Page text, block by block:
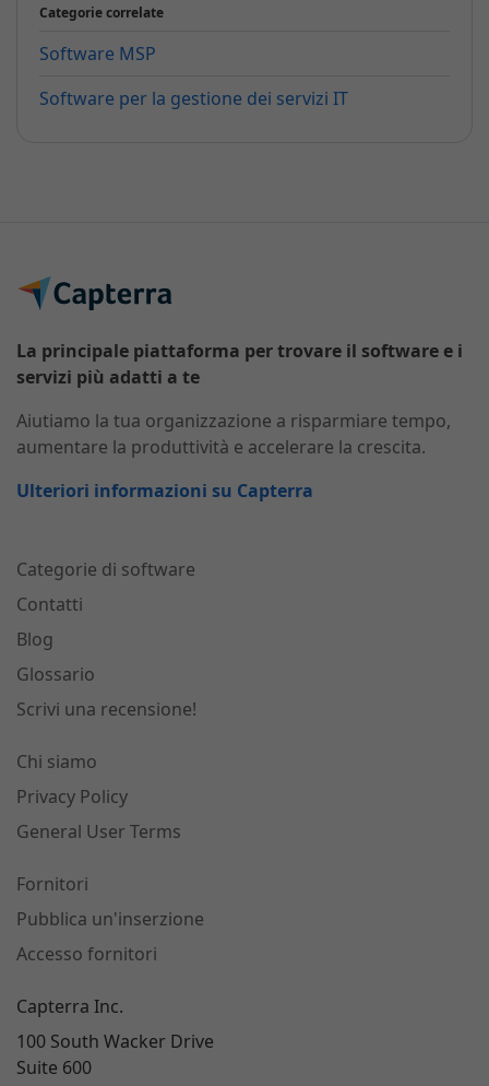
Categorie correlate
Software MSP
Software per la gestione dei servizi IT
La principale piattaforma per trovare il software e i
servizi più adatti a te
Aiutiamo la tua organizzazione a risparmiare tempo,
aumentare la produttività e accelerare la crescita.
Ulteriori informazioni su Capterra
Categorie di software
Contatti
Blog
Glossario
Scrivi una recensione!
Chi siamo
Privacy Policy
General User Terms
Fornitori
Pubblica un'inserzione
Accesso fornitori
Capterra Inc.
100 South Wacker Drive
Suite 600